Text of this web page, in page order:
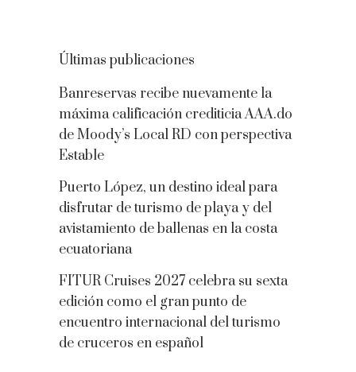
Últimas publicaciones
Banreservas recibe nuevamente la
máxima calificación crediticia AAA.do
de Moody’s Local RD con perspectiva
Estable
Puerto López, un destino ideal para
disfrutar de turismo de playa y del
avistamiento de ballenas en la costa
ecuatoriana
FITUR Cruises 2027 celebra su sexta
edición como el gran punto de
encuentro internacional del turismo
de cruceros en español